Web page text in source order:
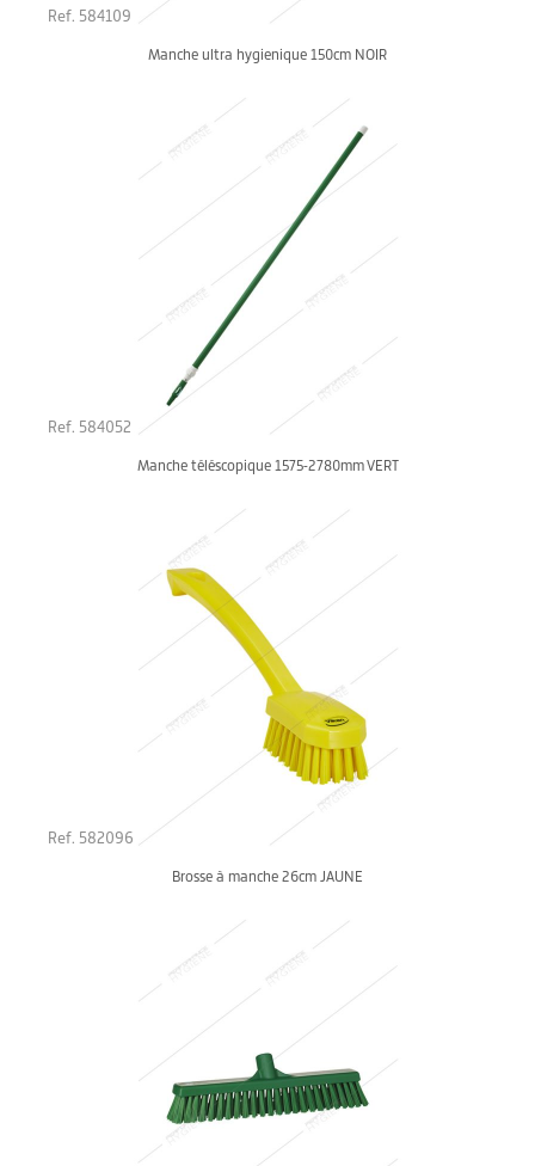
Ref. 584109
Manche ultra hygienique 150cm NOIR
Ref. 584052
Manche téléscopique 1575-2780mm VERT
Ref. 582096
Brosse à manche 26cm JAUNE